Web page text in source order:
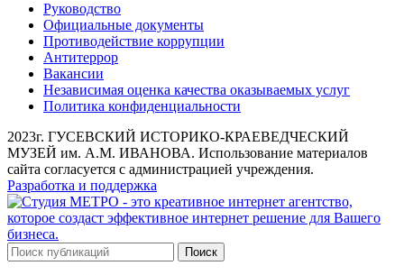
Руководство
Официальные документы
Противодействие коррупции
Антитеррор
Вакансии
Независимая оценка качества оказываемых услуг
Политика конфиденциальности
2023г. ГУСЕВСКИЙ ИСТОРИКО-КРАЕВЕДЧЕСКИЙ
МУЗЕЙ им. А.М. ИВАНОВА. Использование материалов
сайта согласуется с администрацией учреждения.
Разработка и поддержка
Поиск